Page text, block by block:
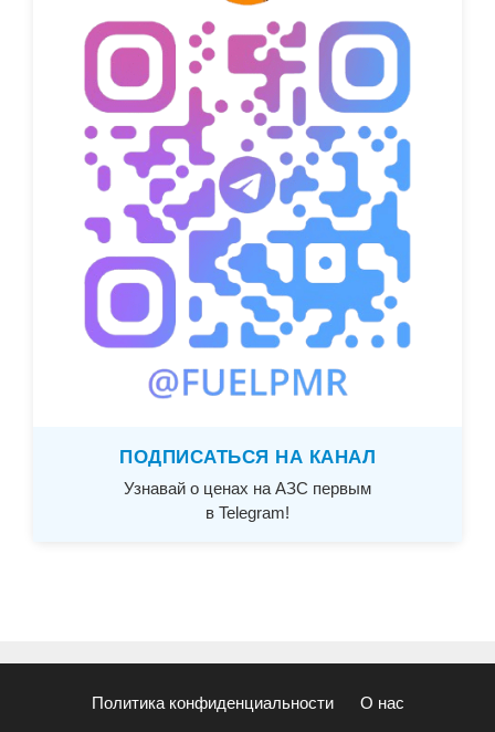
ПОДПИСАТЬСЯ НА КАНАЛ
Узнавай о ценах на АЗС первым
в Telegram!
Политика конфиденциальности О нас